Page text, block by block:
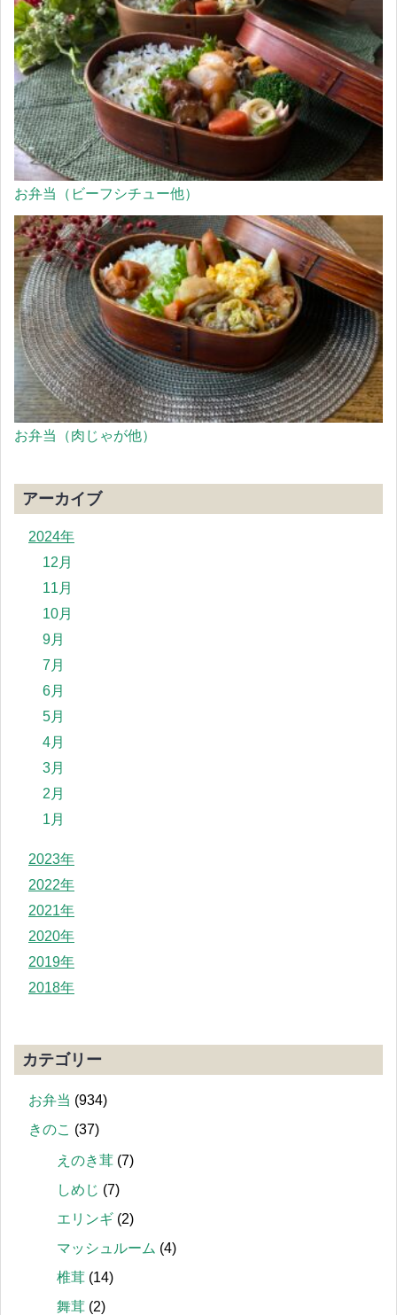
お弁当（ビーフシチュー他）
お弁当（肉じゃが他）
アーカイブ
2024年
12月
11月
10月
9月
7月
6月
5月
4月
3月
2月
1月
2023年
2022年
2021年
2020年
2019年
2018年
カテゴリー
お弁当 (934)
きのこ (37)
えのき茸 (7)
しめじ (7)
エリンギ (2)
マッシュルーム (4)
椎茸 (14)
舞茸 (2)